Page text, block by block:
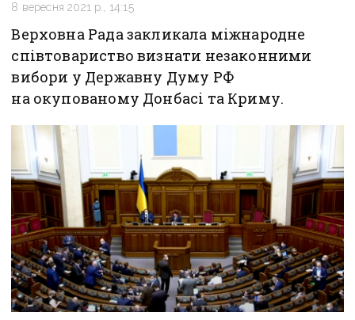
8 вересня 2021 р., 14:15
Верховна Рада закликала міжнародне
співтовариство визнати незаконними
вибори у Державну Думу РФ
на окупованому Донбасі та Криму.